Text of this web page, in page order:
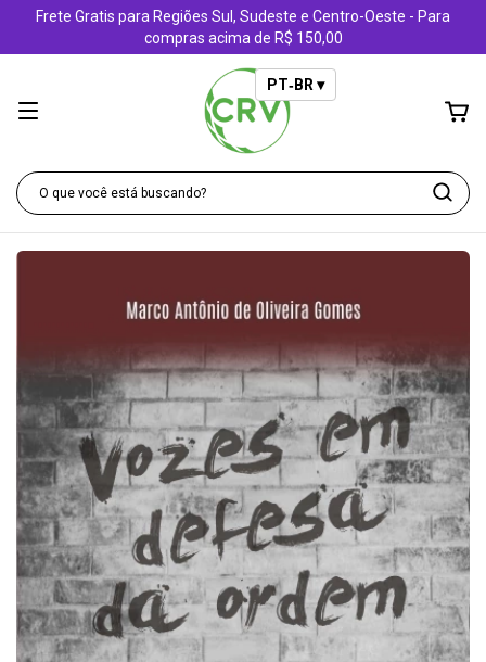
Frete Gratis para Regiões Sul, Sudeste e Centro-Oeste - Para
compras acima de R$ 150,00
PT‑BR ▾